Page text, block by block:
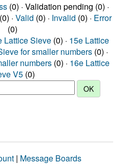
(0) · Validation pending (0) ·
· Valid (0) · Invalid (0) · Error
(0)
Lattice Sieve (0) · 15e Lattice
for smaller numbers (0) ·
numbers (0) · 16e Lattice
V5 (0)
| Message Boards